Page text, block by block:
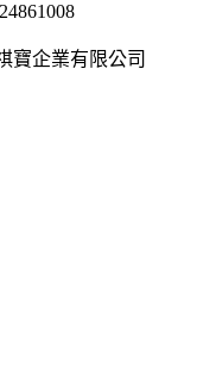
寶企業有限公司